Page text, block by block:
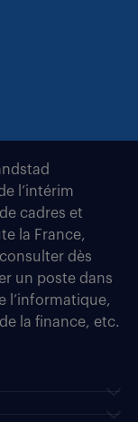
l’intérim
cadres et
la France,
dès
un poste dans
l’informatique,
la finance, etc.